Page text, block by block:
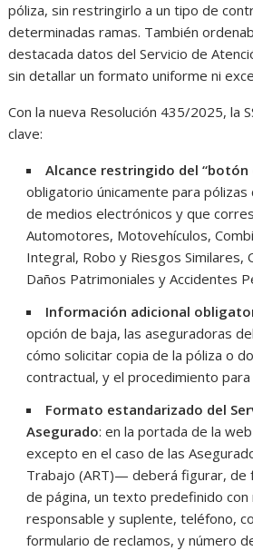
póliza, sin restringirlo a un tipo de
determinadas ramas. También
destacada datos del Servicio de
sin detallar un formato uniforme ni
Con la nueva Resolución 435/2025, la
clave:
Alcance restringido del “botón
obligatorio únicamente para
de medios electrónicos y que
Automotores, Motovehículos,
Integral, Robo y Riesgos Similares,
Daños Patrimoniales y Accidentes
Información adicional
opción de baja, las aseguradoras
cómo solicitar copia de la póliza o
contractual, y el procedimiento
Formato estandarizado del
Asegurado: en la portada de la
excepto en el caso de las
Trabajo (ART)— deberá figurar, de
de página, un texto predefinido con
responsable y suplente, teléfono,
formulario de reclamos, y número